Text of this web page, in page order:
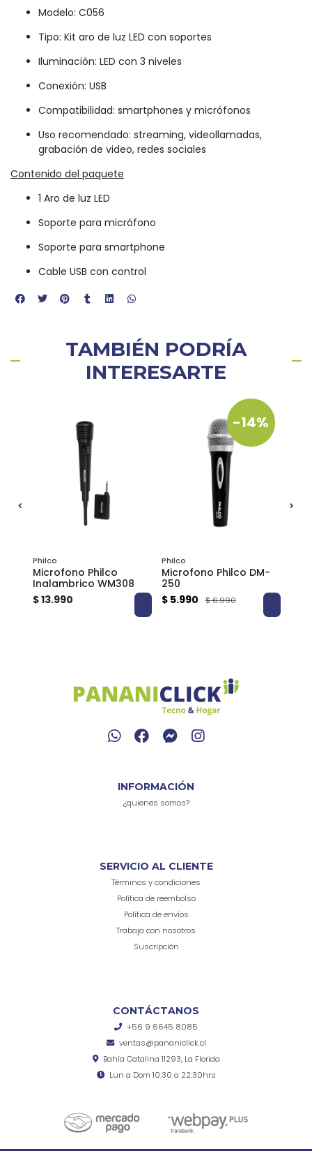
Modelo: C056
Tipo: Kit aro de luz LED con soportes
Iluminación: LED con 3 niveles
Conexión: USB
Compatibilidad: smartphones y micrófonos
Uso recomendado: streaming, videollamadas,
grabación de video, redes sociales
Contenido del paquete
1 Aro de luz LED
Soporte para micrófono
Soporte para smartphone
Cable USB con control
TAMBIÉN PODRÍA
INTERESARTE
Philco
Microfono Philco
Inalambrico WM308
$ 13.990
-14%
Philco
Microfono Philco DM-
250
$ 5.990
$ 6.990
INFORMACIÓN
¿quienes somos?
SERVICIO AL CLIENTE
Términos y condiciones
Política de reembolso
Política de envíos
Trabaja con nosotros
Suscripción
CONTÁCTANOS
+56 9 6645 8085
ventas@pananiclick.cl
Bahía Catalina 11293, La Florida
Lun a Dom 10:30 a 22:30hrs